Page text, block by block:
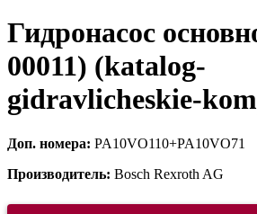
Гидронасос
00011) (katalog-
gidravlicheskie-
Доп. номера: PA10VO110+PA10VO71
Производитель: Bosch Rexroth AG